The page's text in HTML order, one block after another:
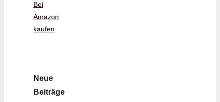
Bei
Amazon
kaufen
Neue
Beiträge